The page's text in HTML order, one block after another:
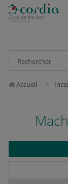
Accueil